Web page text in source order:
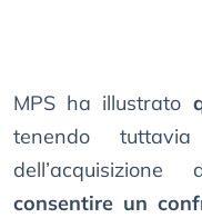
MPS ha illustrato
tenendo
consentire un